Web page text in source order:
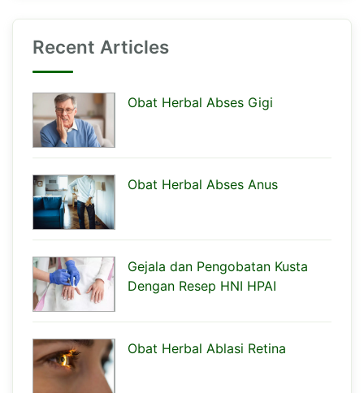
Recent Articles
Obat Herbal Abses Gigi
Obat Herbal Abses Anus
Gejala dan Pengobatan Kusta
Dengan Resep HNI HPAI
Obat Herbal Ablasi Retina